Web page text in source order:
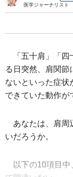
医学ジャーナリスト
「五十肩」「
る日突然、肩関節
ないといった症状
できていた動作が
あなたは、肩周
いだろうか。
以下の10項目